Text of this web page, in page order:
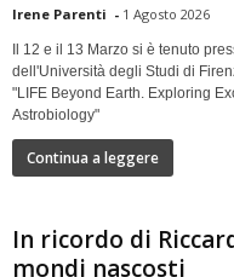
Irene Parenti - 1 Agosto 2026
Il 12 e il 13 Marzo si è tenuto
dell'Università degli Studi di
"LIFE Beyond Earth. Exploring
Astrobiology"
Continua a leggere
In ricordo di
mondi nascosti